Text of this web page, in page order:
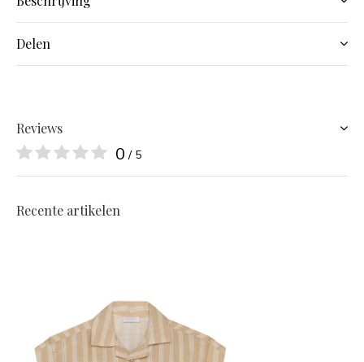
Delen
Reviews
0 / 5
Recente artikelen